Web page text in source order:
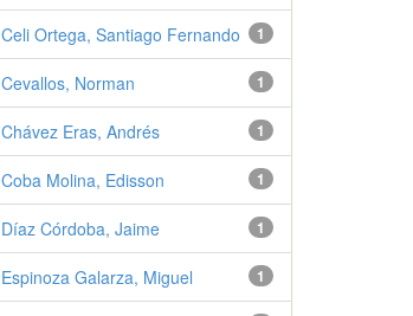
1
Celi Ortega, Santiago Fernando
1
Cevallos, Norman
1
Chávez Eras, Andrés
1
Coba Molina, Edisson
1
Díaz Córdoba, Jaime
1
Espinoza Galarza, Miguel